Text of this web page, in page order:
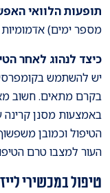
תופעות הלוואי
מספר ימים) אדמומיות
כיצד לנהוג לאחר
יש להשתמש
בקרם מתאים. חשוב
הטיפול וכמובן
העור למצבו טרם
טיפול במכשירי